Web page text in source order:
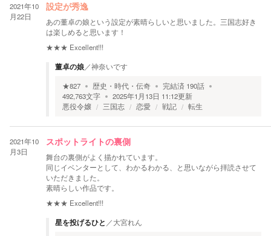
2021年10
月22日
設定が秀逸
あの董卓の娘という設定が素晴らしいと思いました。三国志好き
は楽しめると思います！
★★★ Excellent!!!
董卓の娘／神奈いです
★827 歴史・時代・伝奇 完結済 190話
492,763文字 2025年1月13日 11:12更新
悪役令嬢
三国志 恋愛 戦記 転生
2021年10
月3日
スポットライトの裏側
舞台の裏側がよく描かれています。
同じイベンターとして、わかるわかる、と思いながら拝読させて
いただきました。
素晴らしい作品です。
★★★ Excellent!!!
星を投げるひと ／大宮れん